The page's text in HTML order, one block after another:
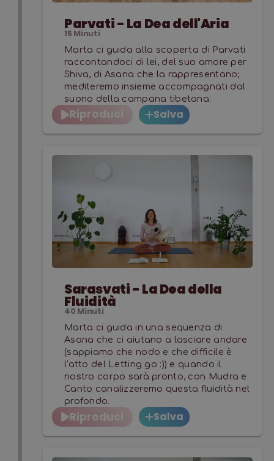
Parvati - La Dea dell'Aria
15 Minuti
Marta ci guida alla scoperta di Parvati
raccontandoci di lei, del suo amore per
Shiva, di Asana che la rappresentano;
mediteremo insieme accompagnati dal
suono della campana tibetana.
Riproduci Salva
Sarasvati - La Dea della
Fluidità
40 Minuti
Marta ci guida in una sequenza di
Asana che ci aiutano a lasciare andare
(sappiamo che nodo e che difficile è
l'atto del Letting go :)) e quando il
nostro corpo sarà pronto, con Mudra e
Canto canalizzeremo questa fluidità nel
profondo.
Riproduci Salva